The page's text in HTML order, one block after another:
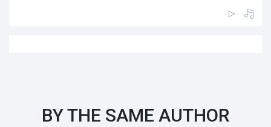
BY THE SAME AUTHOR